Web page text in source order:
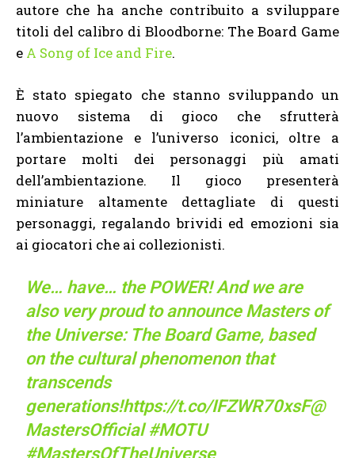
autore che ha anche contribuito a sviluppare
titoli del calibro di Bloodborne: The Board Game
e A Song of Ice and Fire.
È stato spiegato che stanno sviluppando un
nuovo sistema di gioco che sfrutterà
l’ambientazione e l’universo iconici, oltre a
portare molti dei personaggi più amati
dell’ambientazione. Il gioco presenterà
miniature altamente dettagliate di questi
personaggi, regalando brividi ed emozioni sia
ai giocatori che ai collezionisti.
We… have… the POWER! And we are
also very proud to announce Masters of
the Universe: The Board Game, based
on the cultural phenomenon that
transcends
generations!https://t.co/IFZWR70xsF@
MastersOfficial #MOTU
#MastersOfTheUniverse